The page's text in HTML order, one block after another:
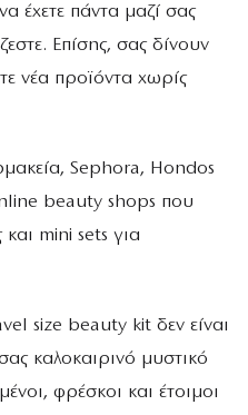
έχετε πάντα μαζί σας
Επίσης, σας δίνουν
νέα προϊόντα χωρίς
Sephora, Hondos
beauty shops που
και mini sets για
size beauty kit δεν είναι
καλοκαιρινό μυστικό
φρέσκοι και έτοιμοι